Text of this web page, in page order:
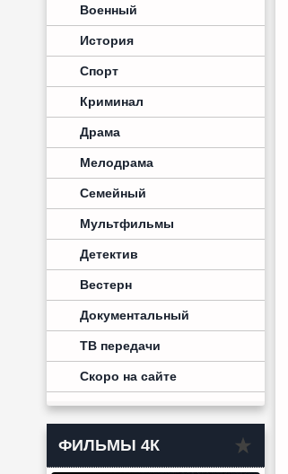
Военный
История
Спорт
Криминал
Драма
Мелодрама
Семейный
Мультфильмы
Детектив
Вестерн
Документальный
ТВ передачи
Скоро на сайте
ФИЛЬМЫ 4К